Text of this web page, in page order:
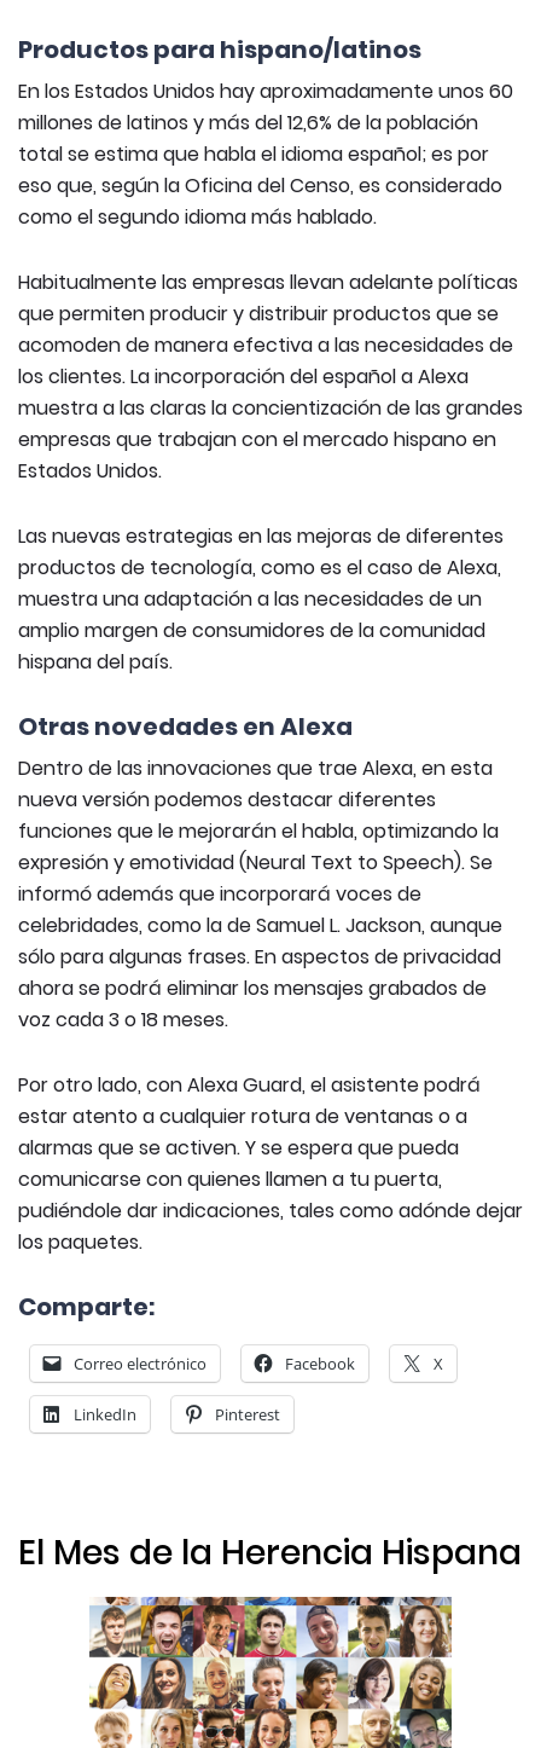
Productos para hispano/latinos
En los Estados Unidos hay aproximadamente unos 60
millones de latinos y más del 12,6% de la población
total se estima que habla el idioma español; es por
eso que, según la Oficina del Censo, es considerado
como el segundo idioma más hablado.
Habitualmente las empresas llevan adelante políticas
que permiten producir y distribuir productos que se
acomoden de manera efectiva a las necesidades de
los clientes. La incorporación del español a Alexa
muestra a las claras la concientización de las grandes
empresas que trabajan con el mercado hispano en
Estados Unidos.
Las nuevas estrategias en las mejoras de diferentes
productos de tecnología, como es el caso de Alexa,
muestra una adaptación a las necesidades de un
amplio margen de consumidores de la comunidad
hispana del país.
Otras novedades en Alexa
Dentro de las innovaciones que trae Alexa, en esta
nueva versión podemos destacar diferentes
funciones que le mejorarán el habla, optimizando la
expresión y emotividad (Neural Text to Speech). Se
informó además que incorporará voces de
celebridades, como la de Samuel L. Jackson, aunque
sólo para algunas frases. En aspectos de privacidad
ahora se podrá eliminar los mensajes grabados de
voz cada 3 o 18 meses.
Por otro lado, con Alexa Guard, el asistente podrá
estar atento a cualquier rotura de ventanas o a
alarmas que se activen. Y se espera que pueda
comunicarse con quienes llamen a tu puerta,
pudiéndole dar indicaciones, tales como adónde dejar
los paquetes.
Comparte:
Correo electrónico Facebook X
LinkedIn Pinterest
El Mes de la Herencia Hispana